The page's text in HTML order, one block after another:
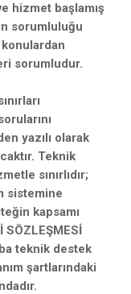
hizmet başlamış
sorumluluğu
sorumludur.
yazılı olarak
Teknik
sınırlıdır;
sistemine
kapsamı
SÖZLEŞMESİ
teknik destek
şartlarındaki